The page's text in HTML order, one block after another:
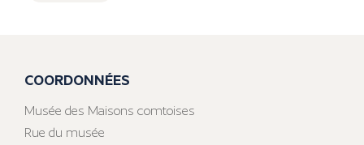
COORDONNÉES
Musée des Maisons comtoises
Rue du musée